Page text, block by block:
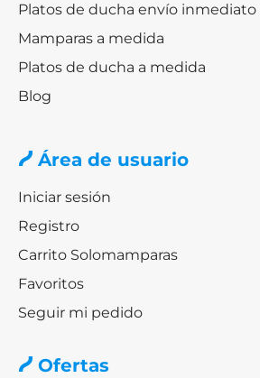
Platos de ducha envío inmediato
Mamparas a medida
Platos de ducha a medida
Blog
Área de usuario
Iniciar sesión
Registro
Carrito Solomamparas
Favoritos
Seguir mi pedido
Ofertas